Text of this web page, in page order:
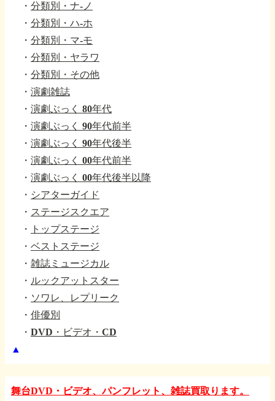
・ 分類別・ナ-ノ
・ 分類別・ハ-ホ
・ 分類別・マ-モ
・ 分類別・ヤラワ
・ 分類別・その他
・ 演劇雑誌
・ 演劇ぶっく 80年代
・ 演劇ぶっく 90年代前半
・ 演劇ぶっく 90年代後半
・ 演劇ぶっく 00年代前半
・ 演劇ぶっく 00年代後半以降
・ シアターガイド
・ ステージスクエア
・
トップステージ
・ ベストステージ
・ 雑誌ミュージカル
・ ルックアットスター
・ ソワレ、レプリーク
・ 俳優別
・ DVD・ビデオ・CD
▲
舞台DVD・ビデオ、パンフレット、雑誌買取ります。